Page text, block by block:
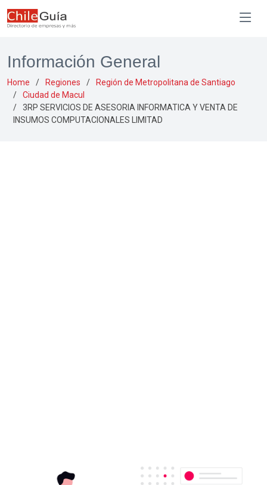
Información General
Home Regiones
Región de Metropolitana de Santiago
Ciudad de Macul
3RP SERVICIOS DE ASESORIA INFORMATICA Y VENTA DE
INSUMOS COMPUTACIONALES LIMITAD